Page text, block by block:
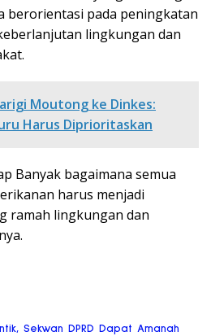
berorientasi pada peningkatan
lingkungan dan
Moutong ke Dinkes:
Harus Diprioritaskan
Banyak bagaimana semua
harus menjadi
ramah lingkungan dan
Sekwan DPRD Dapat Amanah